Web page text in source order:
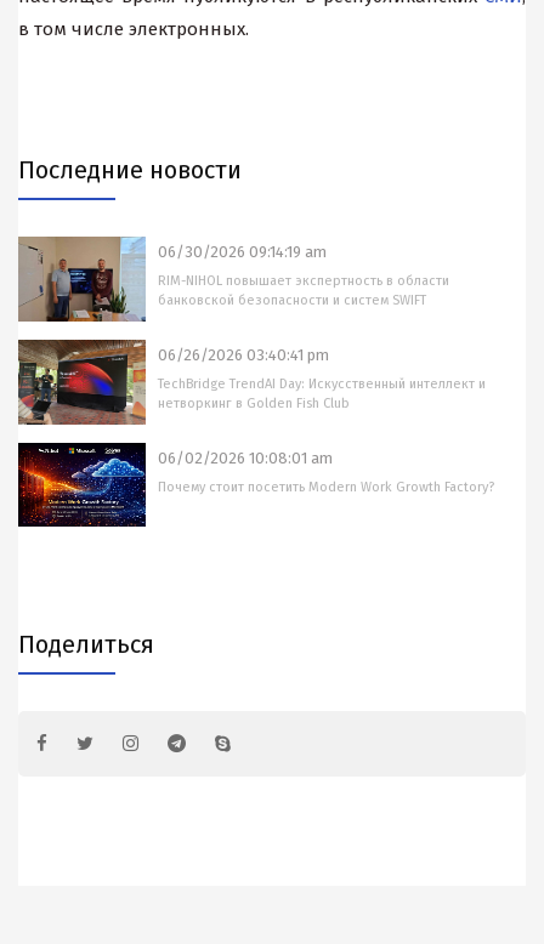
в том числе электронных.
Последние новости
06/30/2026 09:14:19 am
RIM-NIHOL повышает экспертность в области
банковской безопасности и систем SWIFT
06/26/2026 03:40:41 pm
TechBridge TrendAI Day: Искусственный интеллект и
нетворкинг в Golden Fish Club
06/02/2026 10:08:01 am
Почему стоит посетить Modern Work Growth Factory?
Поделиться